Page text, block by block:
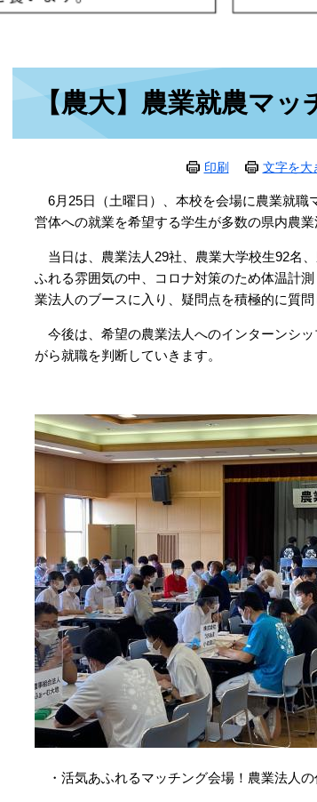
【農大】農業就農マ
印刷 文字を大
6月25日（土曜日）、本校を会場に農業就職
営体への就業を希望する学生が多数の県内農
当日は、農業法人29社、農業大学校生92名
ふれる雰囲気の中、コロナ対策のため体温計
業法人のブースに入り、疑問点を積極的に質問
今後は、希望の農業法人へのインターンシ
がら就職を判断していきます。
・活気あふれるマッチング会場！農業法人